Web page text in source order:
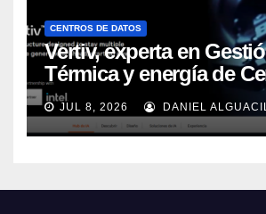
CENTROS DE DATOS
Vertiv, experta en
Térmica y energía de
Datos, sigue su
imparable
JUL 8, 2026 DANIEL ALGUACIL